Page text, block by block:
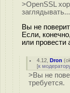
>OpenSSL
Вы не
Если,
или провести
4.12 ,Dron (
[к
>Вы не
требуется.